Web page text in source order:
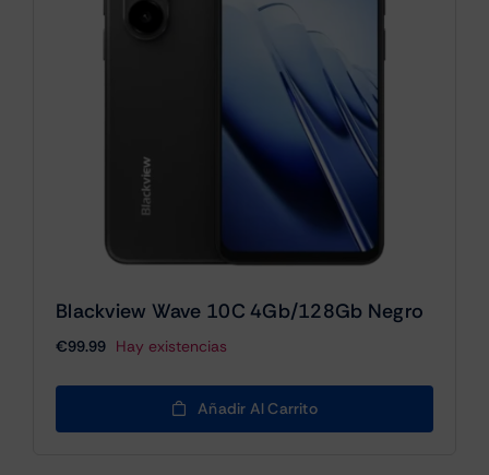
Blackview Wave 10C 4Gb/128Gb Negro
€99.99 Hay existencias
Añadir Al Carrito